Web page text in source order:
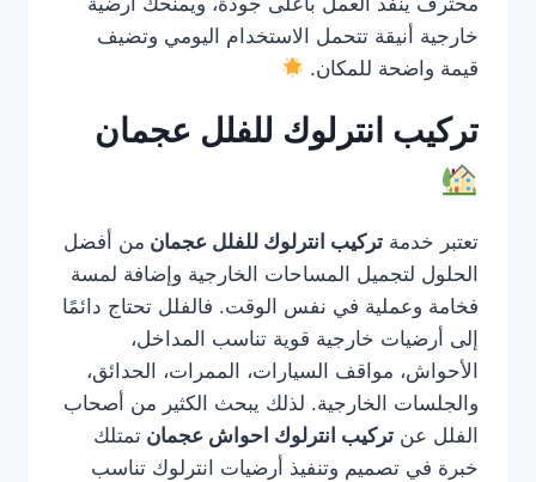
خارجية أنيقة تتحمل الاستخدام اليومي وتضيف
قيمة واضحة للمكان.
تركيب انترلوك للفلل عجمان
تعتبر خدمة تركيب انترلوك للفلل عجمان من أفضل
الحلول لتجميل المساحات الخارجية وإضافة لمسة
فخامة وعملية في نفس الوقت. فالفلل تحتاج دائمًا
إلى أرضيات خارجية قوية تناسب المداخل،
الأحواش، مواقف السيارات، الممرات، الحدائق،
والجلسات الخارجية. لذلك يبحث الكثير من أصحاب
الفلل عن تركيب انترلوك احواش عجمان تمتلك
خبرة في تصميم وتنفيذ أرضيات انترلوك تناسب